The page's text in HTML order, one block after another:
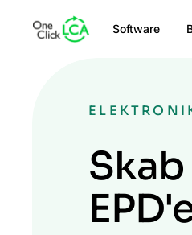
Software